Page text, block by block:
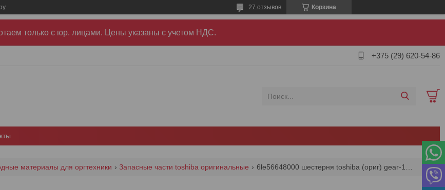
Корзина
27 отзывов
только с юр. лицами. Цены указаны c учетом НДС.
+375 (29) 620-54-86
материалы для оргтехники Запасные части toshiba оригинальные